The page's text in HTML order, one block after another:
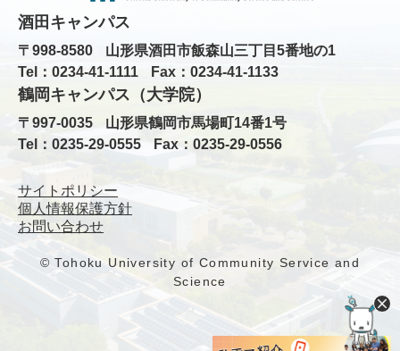
酒田キャンパス
〒998-8580
山形県酒田市飯森山三丁目5番地の1
Tel：0234-41-1111
Fax：0234-41-1133
鶴岡キャンパス（大学院）
〒997-0035
山形県鶴岡市馬場町14番1号
Tel：0235-29-0555
Fax：0235-29-0556
サイトポリシー
個人情報保護方針
お問い合わせ
© Tohoku University of Community Service and
Science